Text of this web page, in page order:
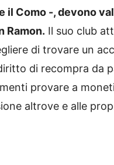
il Como -, devono
Ramon. Il suo club
di trovare un
di recompra da
provare a
altrove e alle